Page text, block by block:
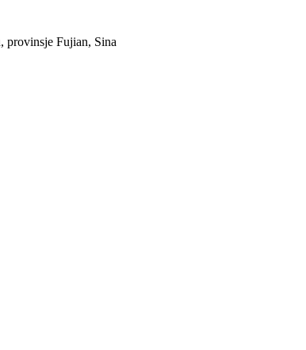
provinsje Fujian, Sina